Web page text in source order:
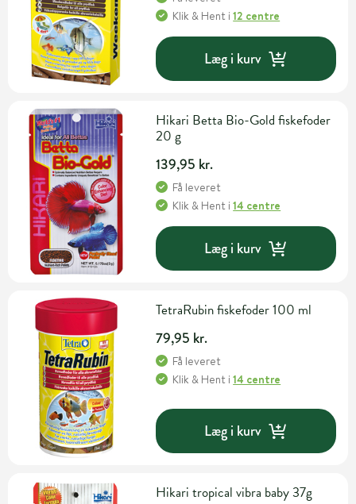
Klik & Hent i12 centre
Læg i kurv
Hikari Betta Bio-Gold fiskefoder
20 g
139,95 kr.
Få leveret
Klik & Hent i14 centre
Læg i kurv
TetraRubin fiskefoder 100 ml
79,95 kr.
Få leveret
Klik & Hent i14 centre
Læg i kurv
Hikari tropical vibra baby 37g